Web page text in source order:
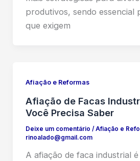
produtivos, sendo essencial
que exigem
Afiação e Reformas
Afiação de Facas
Você Precisa Saber
Deixe um comentário / Afiação e
rinoalado@gmail.com
A afiação de faca industrial